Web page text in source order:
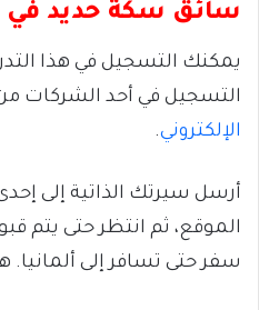
سائق سكة حديد في
يمكنك التسجيل في هذا
التسجيل في أحد الشركات
الإلكتروني.
أرسل سيرتك الذاتية إلى
الموقع، ثم انتظر حتى يتم
سفر حتى تسافر إلى ألمانيا.